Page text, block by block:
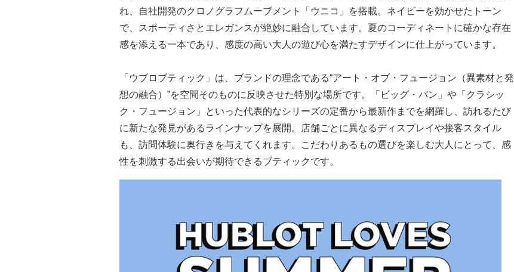
れ、自社開発のクロノグラフムーブメント「ウニコ」を搭載。ネイビーを効かせたトーン
で、スポーティさとエレガンスが絶妙に融合しています。夏のコーディネートに確かな存在
感を添える一本であり、感度の高い大人の遊び心を満たすデザインに仕上がっています。
「ウブロブティック」は、ブランドの理念である“アート・オブ・フュージョン（異素材と発
想の融合）”を空間そのものに反映させた特別な場所です。「ビッグ・バン」や「クラシッ
ク・フュージョン」といった代表的なシリーズの定番から最新作までを網羅し、訪れるたび
に新たな発見があるラインナップを展開。店舗ごとに異なるディスプレイや接客スタイル
も、訪問体験に奥行きを与えてくれます。こだわりあるもの選びを楽しむ大人にとって、感
性を刺激する出会いが期待できるブティックです。